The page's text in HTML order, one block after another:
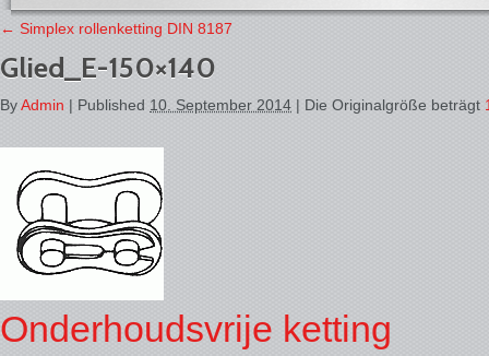
← Simplex rollenketting DIN 8187
Glied_E-150×140
ByAdmin | Published 10. September 2014 | Die Originalgröße beträgt
Onderhoudsvrije ketting